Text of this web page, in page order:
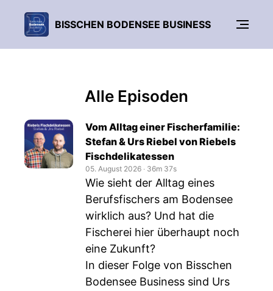
BISSCHEN BODENSEE BUSINESS
Alle Episoden
Vom Alltag einer Fischerfamilie:
Stefan & Urs Riebel von Riebels
Fischdelikatessen
05. August 2026 ‧ 36m 37s
Wie sieht der Alltag eines
Berufsfischers am Bodensee
wirklich aus? Und hat die
Fischerei hier überhaupt noch
eine Zukunft?
In dieser Folge von Bisschen
Bodensee Business sind Urs